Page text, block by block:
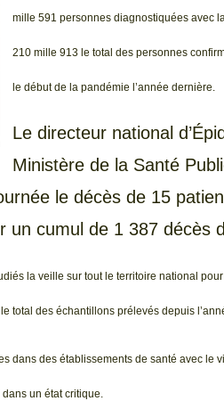
mille 591 personnes diagnostiquées avec
210 mille 913 le total des personnes
le début de la pandémie l’année dernière.
Le directeur national
Ministère de la Santé
le décès de 15
un cumul de 1 387 décès
la veille sur tout le territoire national
total des échantillons prélevés depuis
dans des établissements de santé avec le
un état critique.